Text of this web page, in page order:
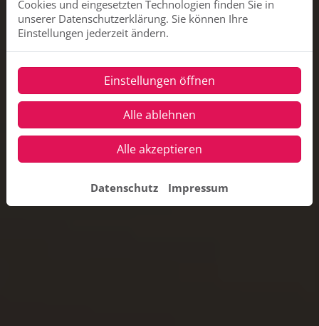
Cookies und eingesetzten Technologien finden Sie in
unserer Datenschutzerklärung. Sie können Ihre
Einstellungen jederzeit ändern.
Einstellungen öffnen
Alle ablehnen
Alle akzeptieren
Datenschutz Impressum